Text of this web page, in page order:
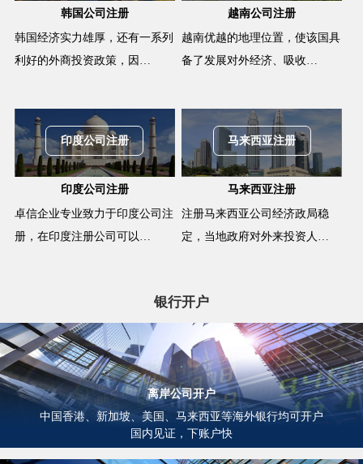
韩国公司注册
韩国经济实力雄厚，还有一系列
利好的外商投资政策，因…
越南公司注册
越南优越的地理位置，使该国具
备了发展对外经济、吸收…
印度公司注册
印度公司注册
卓信企业专业致力于印度公司注
册，在印度注册公司可以…
马来西亚注册
马来西亚注册
注册马来西亚公司经济政局稳
定，当地政府对外来投资人…
银行开户
离岸公司开户
中国香港、新加坡、美国、马来西亚等海外银行均可开户
国内见证，下账户快